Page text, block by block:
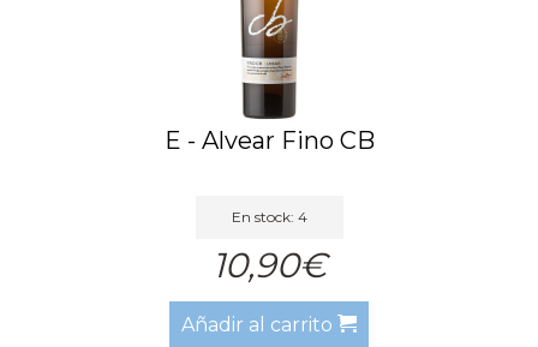
E - Alvear Fino CB
En stock: 4
10,90€
Añadir al carrito